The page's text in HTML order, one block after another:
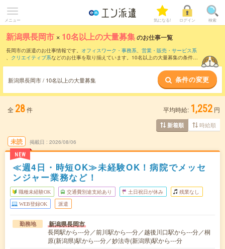
メニュー 気になる! ログイン 検索
新潟県長岡市 × 10名以上の大量募集のお仕事一覧
長岡市の派遣のお仕事情報です。 オフィスワーク・事務系、 営業・販売・サービス系
、 クリエイティブ系などのお仕事を取り揃えています。10名以上の大量募集の条件の
新潟県長岡市 / 10名以上の大量募集 条件の変更
全 28件 平均時給: 1,252 円
新着順 時給順
未読
NEW
掲載日 2026/08/06
≪週4日・時短OK≫未経験OK！病院でメッセ
ンジャー業務など！
職種未経験OK 交通費別途支給あり 土日祝日が休み 残業なし
WEB登録OK 派遣
勤務地 新潟県長岡市
長岡駅から---分／前川駅から---分／越後川口駅から---分／桐
原(新潟県)駅から---分／妙法寺(新潟県)駅から---分